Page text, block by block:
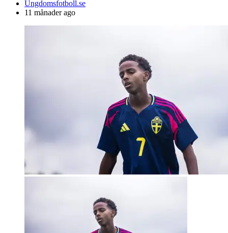
Posted
by
Ungdomsfotboll.se
11 månader ago